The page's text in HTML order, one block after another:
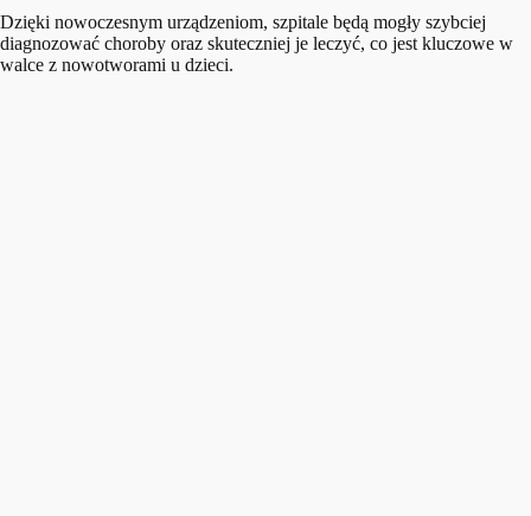
Dzięki nowoczesnym urządzeniom, szpitale będą mogły szybciej
diagnozować choroby oraz skuteczniej je leczyć, co jest kluczowe w
walce z nowotworami u dzieci.